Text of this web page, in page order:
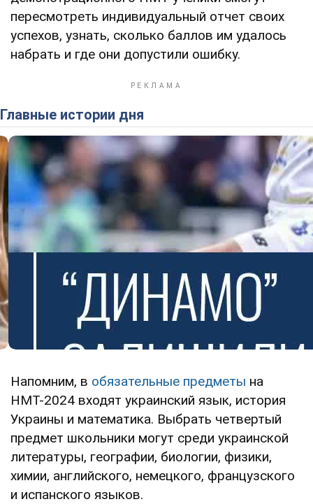
пересмотреть индивидуальный отчет своих
успехов, узнать, сколько баллов им удалось
набрать и где они допустили ошибку.
Главные истории дня
Напомним, в обязательные предметы на
НМТ-2024 входят украинский язык, история
Украины и математика. Выбрать четвертый
предмет школьники могут среди украинской
литературы, географии, биологии, физики,
химии, английского, немецкого, французского
и испанского языков.